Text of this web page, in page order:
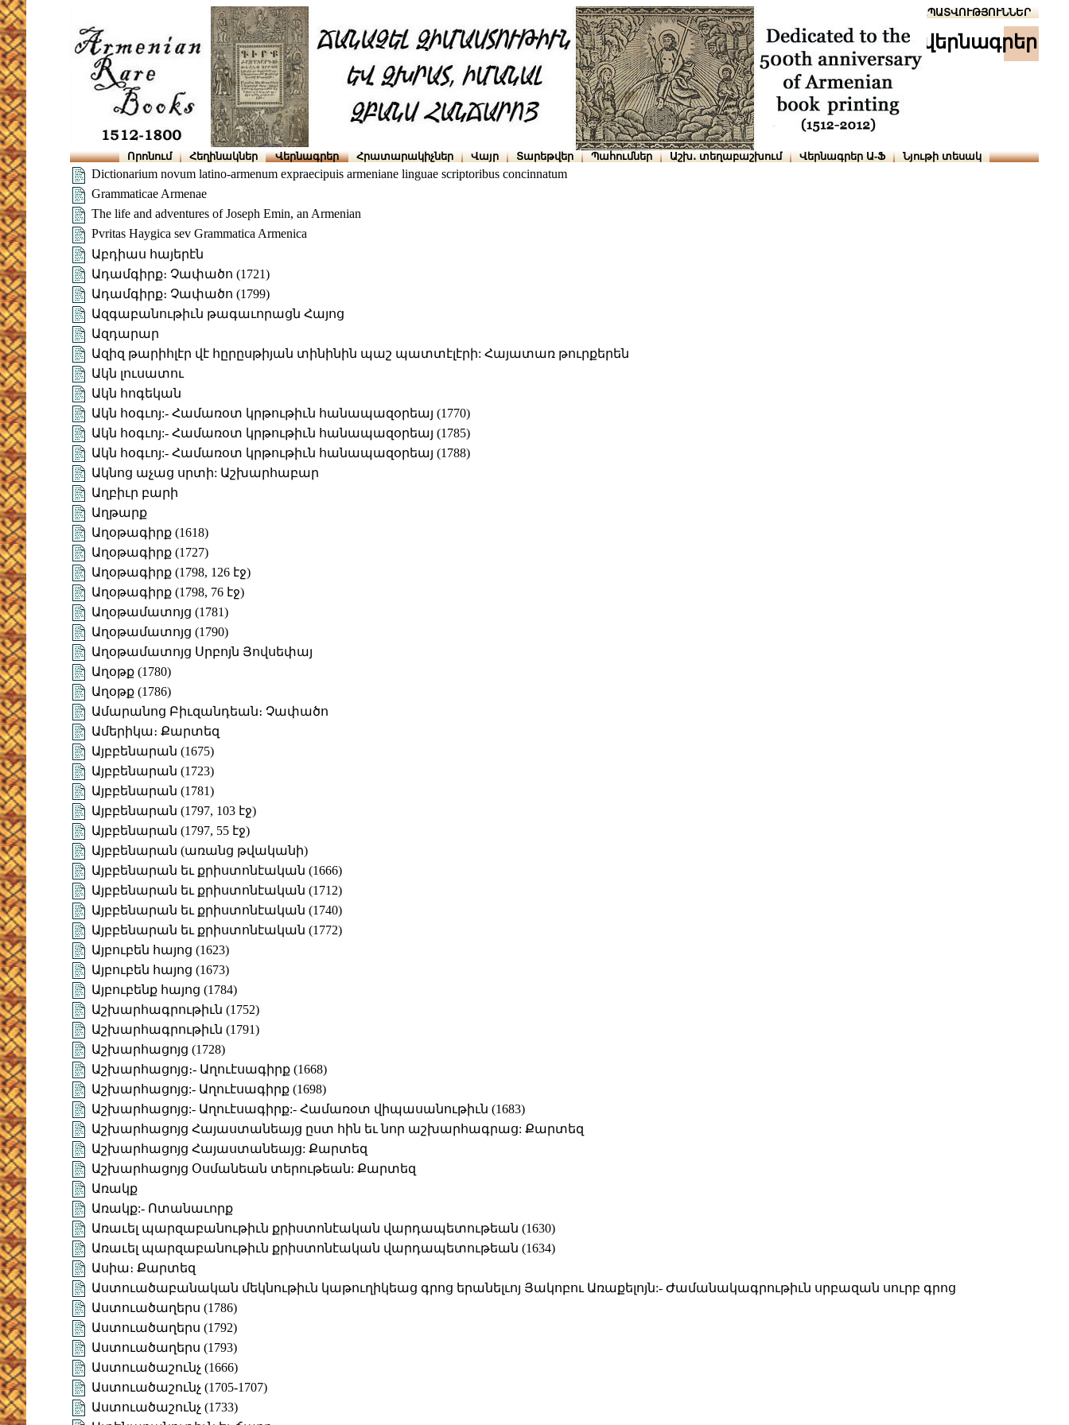
ՆԱԽԱՊԱՏՎՈՒԹՅՈՒՆՆԵՐ
վերնագրեր
Որոնում Հեղինակներ Վերնագրեր Հրատարակիչներ Վայր Տարեթվեր Պահումներ Աշխ․ տեղաբաշխում Վերնագրեր Ա-Ֆ Նյութի տեսակ
Dictionarium novum latino-armenum expraecipuis armeniane linguae scriptoribus concinnatum
Grammaticae Armenae
The life and adventures of Joseph Emin, an Armenian
Pvritas Haygica sev Grammatica Armenica
Աբդիաս հայերէն
Ադամգիրք։ Չափածո (1721)
Ադամգիրք։ Չափածո (1799)
Ազգաբանութիւն թագաւորացն Հայոց
Ազդարար
Ազիզ թարիհլէր վէ հըրըսթիյան տինինին պաշ պատտէլէրի: Հայատառ թուրքերեն
Ակն լուսատու
Ակն հոգեկան
Ակն հօգւոյ:- Համառօտ կրթութիւն հանապազօրեայ (1770)
Ակն հօգւոյ:- Համառօտ կրթութիւն հանապազօրեայ (1785)
Ակն հօգւոյ:- Համառօտ կրթութիւն հանապազօրեայ (1788)
Ակնոց աչաց սրտի: Աշխարհաբար
Աղբիւր բարի
Աղթարք
Աղօթագիրք (1618)
Աղօթագիրք (1727)
Աղօթագիրք (1798, 126 էջ)
Աղօթագիրք (1798, 76 էջ)
Աղօթամատոյց (1781)
Աղօթամատոյց (1790)
Աղօթամատոյց Սրբոյն Յովսեփայ
Աղօթք (1780)
Աղօթք (1786)
Ամարանոց Բիւզանդեան։ Չափածո
Ամերիկա։ Քարտեզ
Այբբենարան (1675)
Այբբենարան (1723)
Այբբենարան (1781)
Այբբենարան (1797, 103 էջ)
Այբբենարան (1797, 55 էջ)
Այբբենարան (առանց թվականի)
Այբբենարան եւ քրիստոնէական (1666)
Այբբենարան եւ քրիստոնէական (1712)
Այբբենարան եւ քրիստոնէական (1740)
Այբբենարան եւ քրիստոնէական (1772)
Այբուբեն հայոց (1623)
Այբուբեն հայոց (1673)
Այբուբենք հայոց (1784)
Աշխարհագրութիւն (1752)
Աշխարհագրութիւն (1791)
Աշխարհացոյց (1728)
Աշխարհացոյց։- Աղուէսագիրք (1668)
Աշխարհացոյց:- Աղուէսագիրք (1698)
Աշխարհացոյց:- Աղուէսագիրք:- Համառօտ վիպասանութիւն (1683)
Աշխարհացոյց Հայաստանեայց ըստ հին եւ նոր աշխարհագրաց: Քարտեզ
Աշխարհացոյց Հայաստանեայց: Քարտեզ
Աշխարհացոյց Օսմանեան տերութեան: Քարտեզ
Առակք
Առակք:- Ոտանաւորք
Առաւել պարզաբանութիւն քրիստոնէական վարդապետութեան (1630)
Առաւել պարզաբանութիւն քրիստոնէական վարդապետութեան (1634)
Ասիա։ Քարտեզ
Աստուածաբանական մեկնութիւն կաթուղիկեաց գրոց երանելւոյ Յակոբու Առաքելոյն:- Ժամանակագրութիւն սրբազան սուրբ գրոց
Աստուածաղերս (1786)
Աստուածաղերս (1792)
Աստուածաղերս (1793)
Աստուածաշունչ (1666)
Աստուածաշունչ (1705-1707)
Աստուածաշունչ (1733)